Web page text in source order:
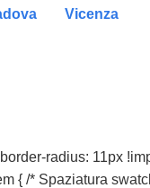
Vicenza
radius: 11px
{ /* Spaziatura